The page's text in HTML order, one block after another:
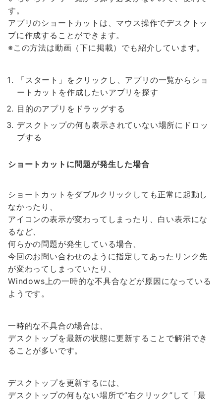
す。
アプリのショートカットは、マウス操作でデスクトッ
プに作成することができます。
※この方法は動画（下に掲載）でも紹介しています。
「スタート」をクリックし、アプリの一覧からショ
ートカットを作成したいアプリを探す
目的のアプリをドラッグする
デスクトップの何も表示されていない場所にドロッ
プする
ショートカットに問題が発生した場合
ショートカットをダブルクリックしても正常に起動し
なかったり、
アイコンの表示が変わってしまったり、白い表示にな
るなど、
何らかの問題が発生している場合、
今回のお問い合わせのように指定してあったリンク先
が変わってしまっていたり、
Windows上の一時的な不具合などが原因になっている
ようです。
一時的な不具合の場合は、
デスクトップを最新の状態に更新することで解消でき
ることが多いです。
デスクトップを更新するには、
デスクトップの何もない場所で”右クリック”して「最